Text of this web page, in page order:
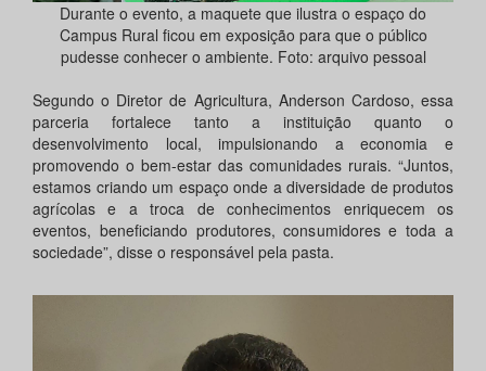
Durante o evento, a maquete que ilustra o espaço do
Campus Rural ficou em exposição para que o público
pudesse conhecer o ambiente. Foto: arquivo pessoal
Segundo o Diretor de Agricultura, Anderson Cardoso, essa
parceria fortalece tanto a instituição quanto o
desenvolvimento local, impulsionando a economia e
promovendo o bem-estar das comunidades rurais. “Juntos,
estamos criando um espaço onde a diversidade de produtos
agrícolas e a troca de conhecimentos enriquecem os
eventos, beneficiando produtores, consumidores e toda a
sociedade”, disse o responsável pela pasta.